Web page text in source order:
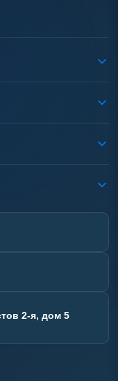
2-я, дом 5